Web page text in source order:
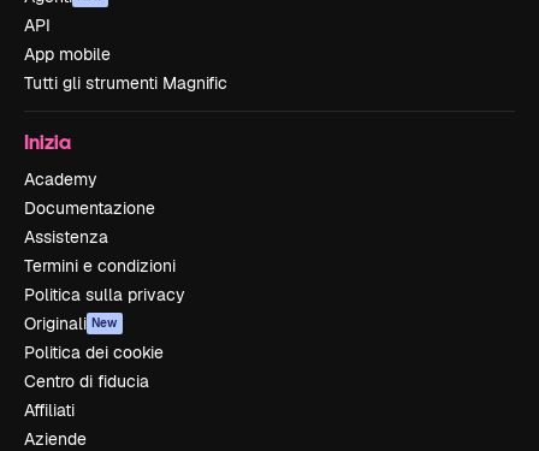
API
App mobile
Tutti gli strumenti Magnific
Inizia
Academy
Documentazione
Assistenza
Termini e condizioni
Politica sulla privacy
Originali New
Politica dei cookie
Centro di fiducia
Affiliati
Aziende